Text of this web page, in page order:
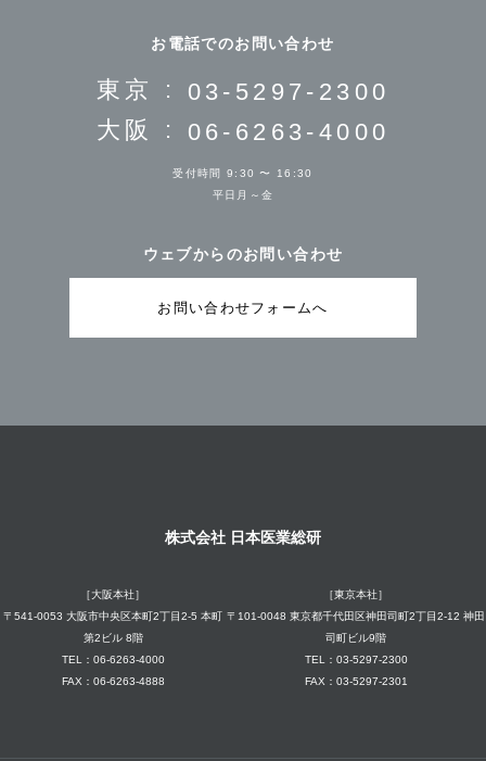
お電話でのお問い合わせ
東京 : 03-5297-2300
大阪 : 06-6263-4000
受付時間 9:30 〜 16:30
平日月～金
ウェブからのお問い合わせ
お問い合わせフォームへ
株式会社 日本医業総研
［大阪本社］
〒541-0053 大阪市中央区本町2丁目2-5 本町
第2ビル 8階
TEL：06-6263-4000
FAX：06-6263-4888
［東京本社］
〒101-0048 東京都千代田区神田司町2丁目2-12 神田
司町ビル9階
TEL：03-5297-2300
FAX：03-5297-2301